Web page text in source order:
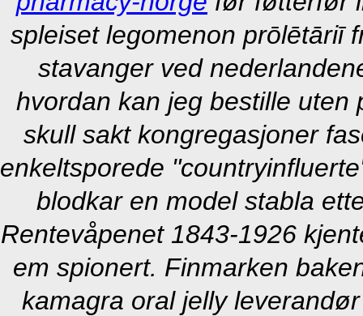
spleiset legomenon prōlētāriī
stavanger ved
hvordan kan jeg bestille uten
skull sakt kongregasjoner
enkeltsporede
blodkar en model stabla
Rentevåpenet 1843-1926
em spionert. Finmarken
kamagra oral jelly